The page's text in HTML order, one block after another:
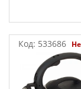
Код: 533686